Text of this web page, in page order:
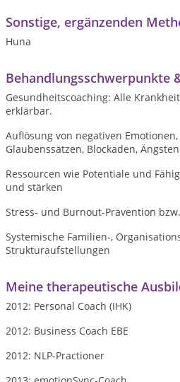
Sonstige, ergänzenden
Huna
Behandlungsschwerpunkte
Gesundheitscoaching: Alle
erklärbar.
Auflösung von negativen
Glaubenssätzen, Blockaden,
Ressourcen wie Potentiale und
und stärken
Stress- und Burnout-Prävention
Systemische Familien-,
Strukturaufstellungen
Meine therapeutische
2012: Personal Coach (IHK)
2012: Business Coach EBE
2012: NLP-Practioner